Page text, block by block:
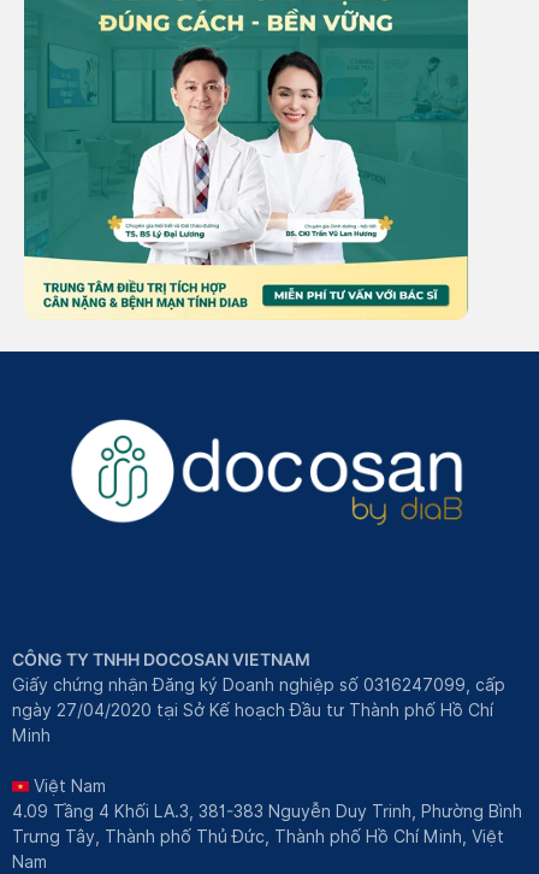
CÔNG TY TNHH DOCOSAN VIETNAM
Giấy chứng nhận Đăng ký Doanh nghiệp số 0316247099, cấp
ngày 27/04/2020 tại Sở Kế hoạch Đầu tư Thành phố Hồ Chí
Minh
Việt Nam
4.09 Tầng 4 Khối LA.3, 381-383 Nguyễn Duy Trinh, Phường Bình
Trưng Tây, Thành phố Thủ Đức, Thành phố Hồ Chí Minh, Việt
Nam